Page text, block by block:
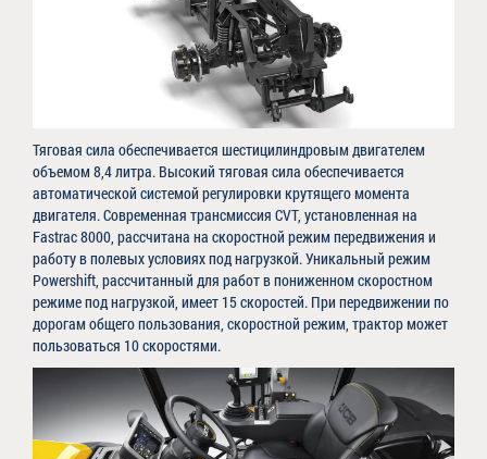
Тяговая сила обеспечивается шестицилиндровым двигателем
объемом 8,4 литра. Высокий тяговая сила обеспечивается
автоматической системой регулировки крутящего момента
двигателя. Современная трансмиссия CVT, установленная на
Fastrac 8000, рассчитана на скоростной режим передвижения и
работу в полевых условиях под нагрузкой. Уникальный режим
Powershift, рассчитанный для работ в пониженном скоростном
режиме под нагрузкой, имеет 15 скоростей. При передвижении по
дорогам общего пользования, скоростной режим, трактор может
пользоваться 10 скоростями.